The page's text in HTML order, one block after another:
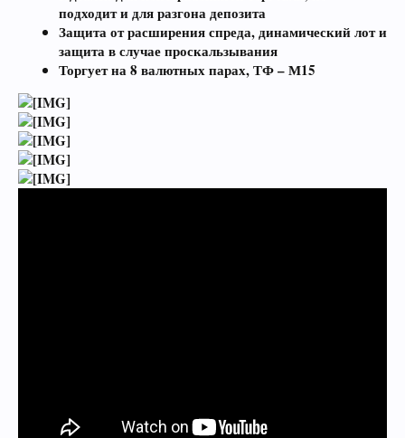
подходит и для разгона депозита
Защита от расширения спреда, динамический лот и
защита в случае проскальзывания
Торгует на 8 валютных парах, ТФ – М15